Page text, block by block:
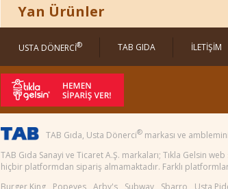
Yan Ürünler
USTA DÖNERCİ® TAB GIDA İLETİŞİM
TAB Gıda, Usta Dönerci® markası ve
TAB Gıda Sanayi ve Ticaret A.Ş. markaları; Tıkla Gelsin
hiçbir platformdan sipariş almamaktadır. Farklı
Burger King
Popeyes Arby's Subway Sbarro Usta